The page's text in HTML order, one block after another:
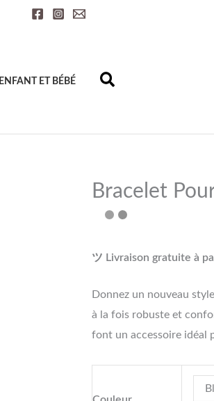
ENFANT ET BÉBÉ
Bracelet
ツ Livraison gratuite à
Donnez un nouveau
à la fois robuste et
font un accessoire idéal
Pour